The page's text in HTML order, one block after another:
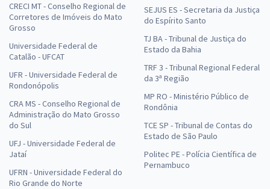
CRECI MT - Conselho Regional de
Corretores de Imóveis do Mato
Grosso
Universidade Federal de
Catalão - UFCAT
UFR - Universidade Federal de
Rondonópolis
CRA MS - Conselho Regional de
Administração do Mato Grosso
do Sul
UFJ - Universidade Federal de
Jataí
UFRN - Universidade Federal do
Rio Grande do Norte
SEJUS ES - Secretaria da Justiça
do Espírito Santo
TJ BA - Tribunal de Justiça do
Estado da Bahia
TRF 3 - Tribunal Regional Federal
da 3ª Região
MP RO - Ministério Público de
Rondônia
TCE SP - Tribunal de Contas do
Estado de São Paulo
Politec PE - Polícia Científica de
Pernambuco